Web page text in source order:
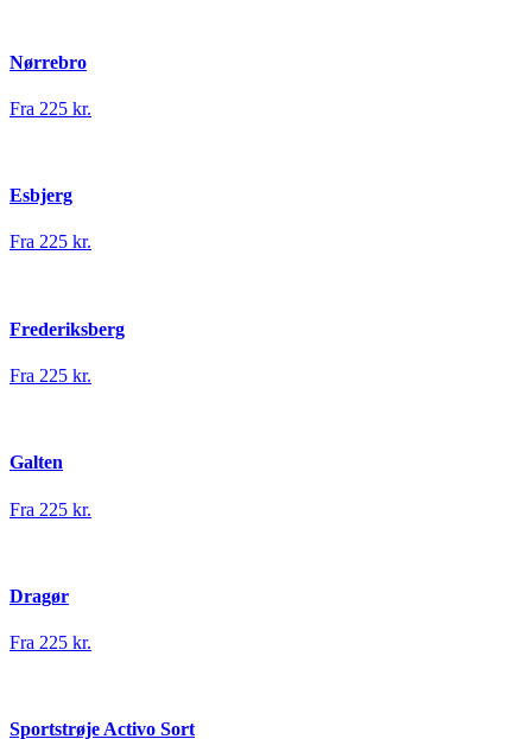
Nørrebro
Fra 225 kr.
Esbjerg
Fra 225 kr.
Frederiksberg
Fra 225 kr.
Galten
Fra 225 kr.
Dragør
Fra 225 kr.
Sportstrøje Activo Sort